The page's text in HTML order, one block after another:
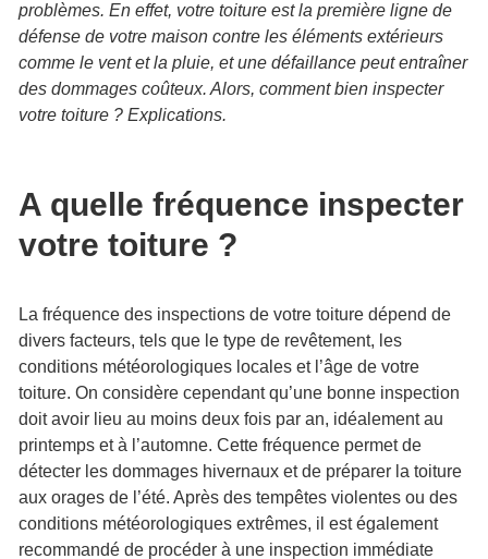
problèmes. En effet, votre toiture est la première ligne de
défense de votre maison contre les éléments extérieurs
comme le vent et la pluie, et une défaillance peut entraîner
des dommages coûteux. Alors, comment bien inspecter
votre toiture ? Explications.
A quelle fréquence inspecter
votre toiture ?
La fréquence des inspections de votre toiture dépend de
divers facteurs, tels que le type de revêtement, les
conditions météorologiques locales et l’âge de votre
toiture. On considère cependant qu’une bonne inspection
doit avoir lieu au moins deux fois par an, idéalement au
printemps et à l’automne. Cette fréquence permet de
détecter les dommages hivernaux et de préparer la toiture
aux orages de l’été. Après des tempêtes violentes ou des
conditions météorologiques extrêmes, il est également
recommandé de procéder à une inspection immédiate